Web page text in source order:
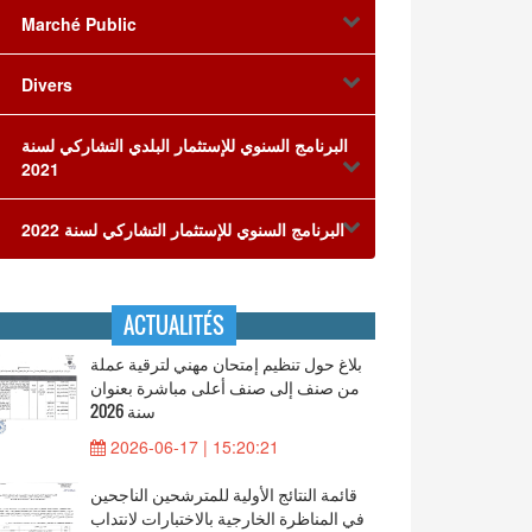
Marché Public
Divers
البرنامج السنوي للإستثمار البلدي التشاركي لسنة
2021
البرنامج السنوي للإستثمار التشاركي لسنة 2022
ACTUALITÉS
بلاغ حول تنظيم إمتحان مهني لترقية عملة
من صنف إلى صنف أعلى مباشرة بعنوان
سنة 2026
2026-06-17 | 15:20:21
قائمة النتائج الأولية للمترشحين الناجحين
في المناظرة الخارجية بالاختبارات لانتداب